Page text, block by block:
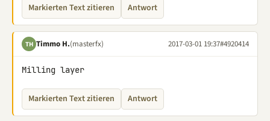
Markierten Text zitieren Antwort
TH Timmo H.(masterfx) 2017-03-01 19:37#4920414
Milling layer
Markierten Text zitieren Antwort